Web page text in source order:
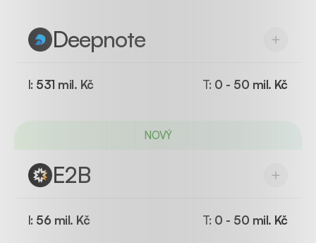
Deepnote
I: 531 mil. Kč T: 0 - 50 mil. Kč
E2B
NOVÝ
I: 56 mil. Kč T: 0 - 50 mil. Kč